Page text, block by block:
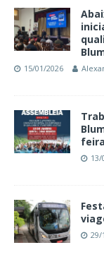
15/01/2026
feira
13/
29/